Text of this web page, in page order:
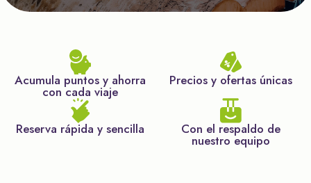
Acumula puntos y ahorra
con cada viaje
Precios y ofertas únicas
Reserva rápida y sencilla Con el respaldo de
nuestro equipo